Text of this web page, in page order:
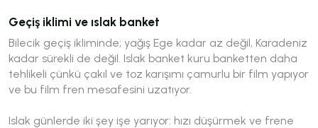
Geçiş iklimi ve ıslak banket
Bilecik geçiş ikliminde; yağış Ege kadar az değil, Karadeniz
kadar sürekli de değil. Islak banket kuru banketten daha
tehlikeli çünkü çakıl ve toz karışımı çamurlu bir film yapıyor
ve bu film fren mesafesini uzatıyor.
Islak günlerde iki şey işe yarıyor: hızı düşürmek ve frene